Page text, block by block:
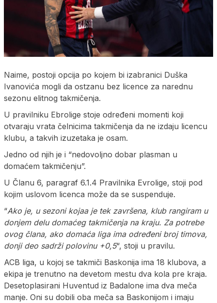
Naime, postoji opcija po kojem bi izabranici Duška
Ivanovića mogli da ostzanu bez licence za narednu
sezonu elitnog takmičenja.
U pravilniku Ebrolige stoje određeni momenti koji
otvaraju vrata čelnicima takmičenja da ne izdaju licencu
klubu, a takvih izuzetaka je osam.
Jedno od njih je i “nedovoljno dobar plasman u
domaćem takmičenju”.
U Članu 6, paragraf 6.1.4 Pravilnika Evrolige, stoji pod
kojim uslovom licenca može da se suspenduje.
“Ako je, u sezoni kojaa je tek završena, klub rangiram u
donjem delu domaćeg takmičenja na kraju. Za potrebe
ovog člana, ako domaća liga ima određeni broj timova,
donji deo sadrži polovinu +0,5“, stoji u pravilu.
ACB liga, u kojoj se takmiči Baskonija ima 18 klubova, a
ekipa je trenutno na devetom mestu dva kola pre kraja.
Desetoplasirani Huventud iz Badalone ima dva meča
manje. Oni su dobili oba meča sa Baskonijom i imaju